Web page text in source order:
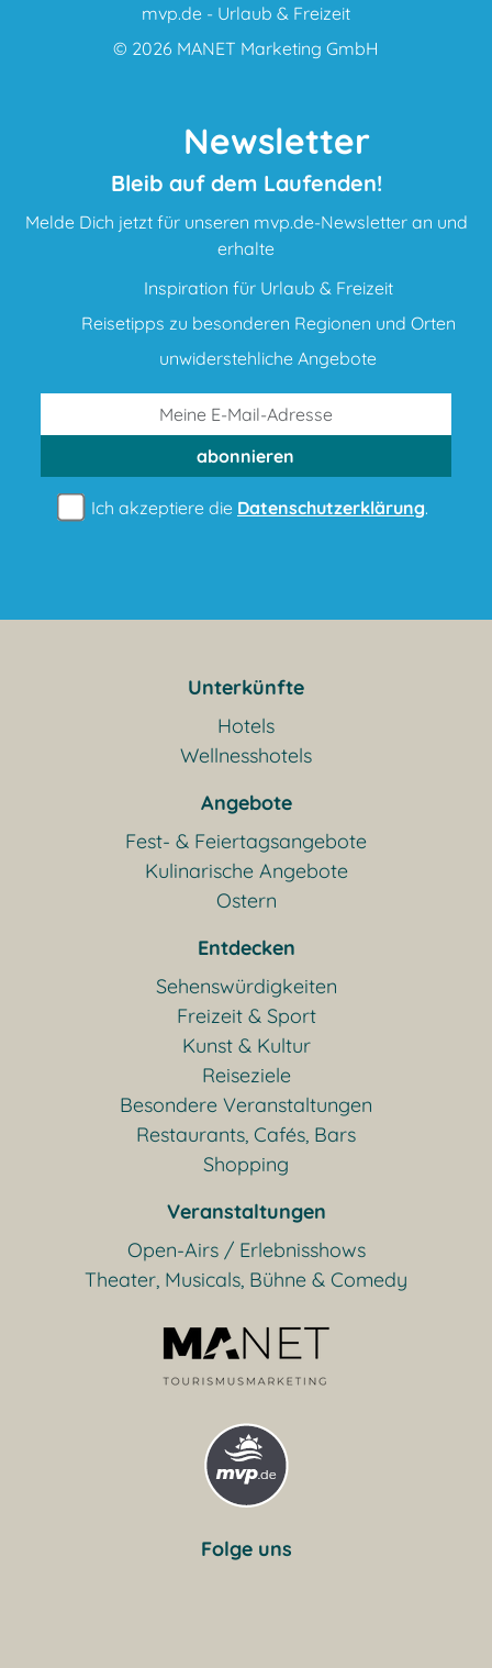
mvp.de - Urlaub & Freizeit
© 2026 MANET Marketing GmbH
Newsletter
Bleib auf dem Laufenden!
Melde Dich jetzt für unseren mvp.de-Newsletter an und
erhalte
Inspiration für Urlaub & Freizeit
Reisetipps zu besonderen Regionen und Orten
unwiderstehliche Angebote
abonnieren
Ich akzeptiere die Datenschutzerklärung.
Unterkünfte
Hotels
Wellnesshotels
Angebote
Fest- & Feiertagsangebote
Kulinarische Angebote
Ostern
Entdecken
Sehenswürdigkeiten
Freizeit & Sport
Kunst & Kultur
Reiseziele
Besondere Veranstaltungen
Restaurants, Cafés, Bars
Shopping
Veranstaltungen
Open-Airs / Erlebnisshows
Theater, Musicals, Bühne & Comedy
Folge uns